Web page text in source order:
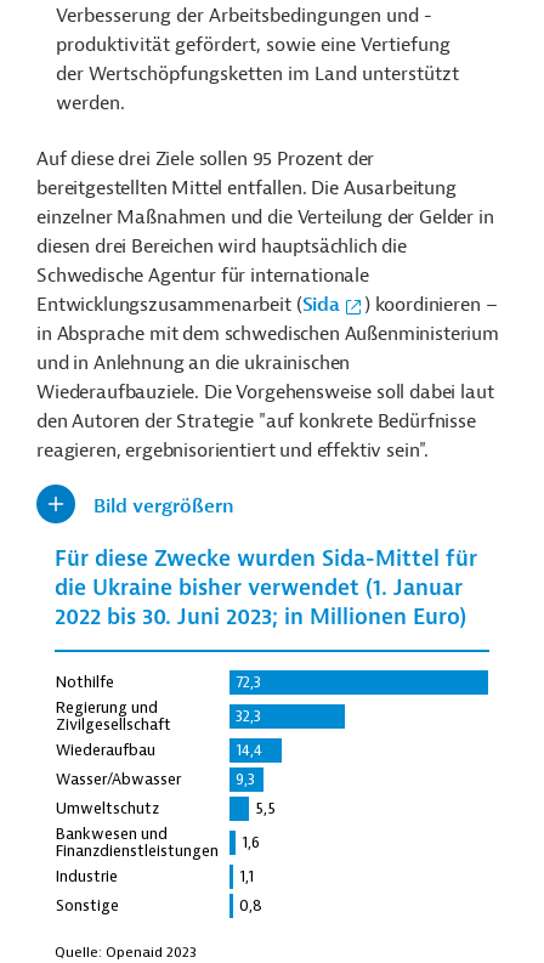
Verbesserung der Arbeitsbedingungen und -
produktivität gefördert, sowie eine Vertiefung
der Wertschöpfungsketten im Land unterstützt
werden.
Auf diese drei Ziele sollen 95 Prozent der
bereitgestellten Mittel entfallen. Die Ausarbeitung
einzelner Maßnahmen und die Verteilung der Gelder in
diesen drei Bereichen wird hauptsächlich die
Schwedische Agentur für internationale
Entwicklungszusammenarbeit (Sida
) koordinieren –
in Absprache mit dem schwedischen Außenministerium
und in Anlehnung an die ukrainischen
Wiederaufbauziele. Die Vorgehensweise soll dabei laut
den Autoren der Strategie "auf konkrete Bedürfnisse
reagieren, ergebnisorientiert und effektiv sein".
Bild vergrößern